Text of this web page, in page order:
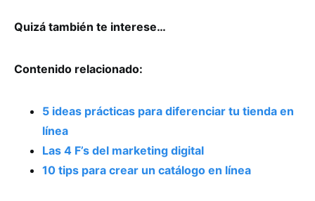
Quizá también te interese…
Contenido relacionado:
5 ideas prácticas para diferenciar tu tienda en
línea
Las 4 F’s del marketing digital
10 tips para crear un catálogo en línea